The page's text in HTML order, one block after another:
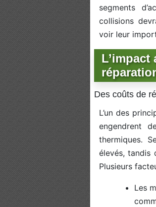
segments
collisions
voir leur
Des coûts de
L’un des
engendrent
thermiques.
élevés, tandis
Plusieurs
Les